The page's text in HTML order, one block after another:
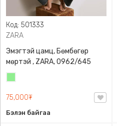
Код: 501333
ZARA
Эмэгтэй цамц, Бөмбөгөр
мөртэй , ZARA, 0962/645
75,000₮
Бэлэн байгаа